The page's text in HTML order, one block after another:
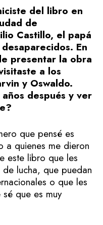
del libro en
de
Castillo, el papá
En
presentar la obra
a los
y Oswaldo.
después y ver
que pensé es
a quienes me dieron
este libro que les
de lucha, que puedan
o que les
que es muy